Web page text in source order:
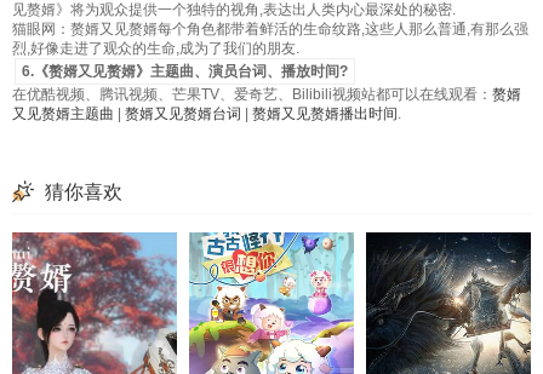
见赘婿》将为观众提供一个独特的视角,表达出人类内心最深处的秘密.
猫眼网：赘婿又见赘婿每个角色都带着鲜活的生命纹路,这些人那么普通,有那么强
烈,好像走进了观众的生命,成为了我们的朋友.
6.《赘婿又见赘婿》主题曲、演员台词、播放时间?
在优酷视频、腾讯视频、芒果TV、爱奇艺、Bilibili视频站都可以在线观看： 赘婿
又见赘婿主题曲
赘婿又见赘婿台词 赘婿又见赘婿播出时间 .
猜你喜欢